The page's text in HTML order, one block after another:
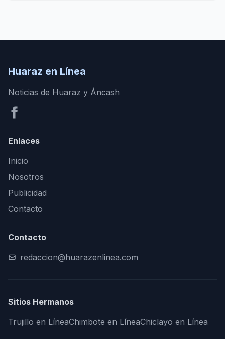
Huaraz en Línea
Noticias de Huaraz y Áncash
Enlaces
Inicio
Nosotros
Publicidad
Contacto
Contacto
redaccion@huarazenlinea.com
Sitios Hermanos
Trujillo en LíneaChimbote en LíneaChiclayo en Línea